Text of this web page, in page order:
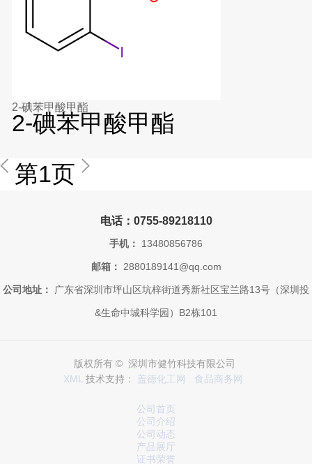
2-碘苯甲酸甲酯
2-碘苯甲酸甲酯
第1页
电话：0755-89218110
手机： 13480856786
邮箱： 2880189141@qq.com
公司地址： 广东省深圳市坪山区坑梓街道秀新社区宝兰路13号（深圳投
&生命中城科学园）B2栋101
版权所有 © 深圳市健竹科技有限公司
XML 技术支持： 盖德化工网 食品商务网
公司首页
公司介绍
公司动态
产品展厅
证书荣誉